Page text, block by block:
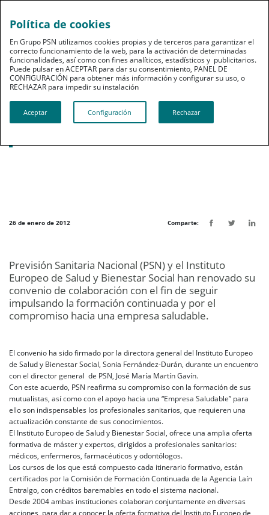
Noticias destacadas
PSN y el Instituto Europeo de Salud y
26 de enero de 2012 Comparte:
Previsión Sanitaria Nacional (PSN) y el Instituto
Europeo de Salud y Bienestar Social han renovado su
convenio de colaboración con el fin de seguir
impulsando la formación continuada y por el
compromiso hacia una empresa saludable.
El convenio ha sido firmado por la directora general del Instituto Europeo
de Salud y Bienestar Social, Sonia Fernández-Durán, durante un encuentro
con el director general de PSN, José María Martín Gavín.
Con este acuerdo, PSN reafirma su compromiso con la formación de sus
mutualistas, así como con el apoyo hacia una “Empresa Saludable” para
ello son indispensables los profesionales sanitarios, que requieren una
actualización constante de sus conocimientos.
El Instituto Europeo de Salud y Bienestar Social, ofrece una amplia oferta
formativa de máster y expertos, dirigidos a profesionales sanitarios:
médicos, enfermeros, farmacéuticos y odontólogos.
Los cursos de los que está compuesto cada itinerario formativo, están
certificados por la Comisión de Formación Continuada de la Agencia Laín
Entralgo, con créditos baremables en todo el sistema nacional.
Desde 2004 ambas instituciones colaboran conjuntamente en diversas
acciones, para dar a conocer la oferta formativa del Instituto Europeo de
Política de cookies
En Grupo PSN utilizamos cookies propias y de terceros para garantizar el
correcto funcionamiento de la web, para la activación de determinadas
funcionalidades, así como con fines analíticos, estadísticos y publicitarios.
Puede pulsar en ACEPTAR para dar su consentimiento, PANEL DE
CONFIGURACIÓN para obtener más información y configurar su uso, o
RECHAZAR para impedir su instalación​​​​​​​
Aceptar Configuración Rechazar